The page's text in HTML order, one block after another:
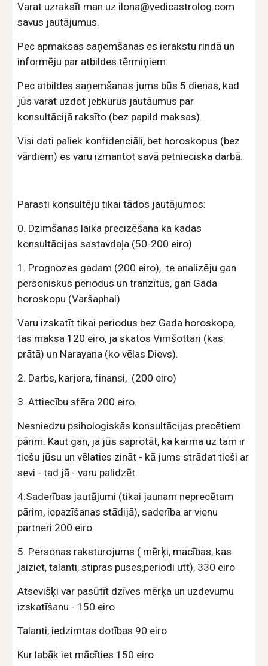
Varat uzraksīt man uz ilona@vedicastrolog.com
savus jautājumus.
Pec apmaksas saņemšanas es ierakstu rindā un
informēju par atbildes tērmiņiem.
Pec atbildes saņemšanas jums būs 5 dienas, kad
jūs varat uzdot jebkurus jautāumus par
konsultācijā raksīto (bez papild maksas).
Visi dati paliek konfidenciāli, bet horoskopus (bez
vārdiem) es varu izmantot savā petnieciska darbā.
Parasti konsultēju tikai tādos jautājumos:
0. Dzimšanas laika precizēšana ka kadas
konsultācijas sastavdaļa (50-200 eiro)
1. Prognozes gadam (200 eiro), te analizēju gan
personiskus periodus un tranzītus, gan Gada
horoskopu (Varšaphal)
Varu izskatīt tikai periodus bez Gada horoskopa,
tas maksa 120 eiro, ja skatos Vimšottari (kas
prātā) un Narayana (ko vēlas Dievs).
2. Darbs, karjera, finansi, (200 eiro)
3. Attiecību sfēra 200 eiro.
Nesniedzu psihologiskās konsultācijas precētiem
pārim. Kaut gan, ja jūs saprotāt, ka karma uz tam ir
tiešu jūsu un vēlaties zināt - kā jums strādat tieši ar
sevi - tad jā - varu palidzēt.
4.Saderības jautājumi (tikai jaunam neprecētam
pārim, iepazīšanas stādijā), saderība ar vienu
partneri 200 eiro
5. Personas raksturojums ( mērķi, macības, kas
jaiziet, talanti, stipras puses,periodi utt), 330 eiro
Atsevišķi var pasūtīt dzīves mērķa un uzdevumu
izskatīšanu - 150 eiro
Talanti, iedzimtas dotības 90 eiro
Kur labāk iet mācīties 150 eiro